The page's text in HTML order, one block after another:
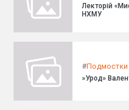
Лекторій
НХМУ
#Подмостки
»Урод»